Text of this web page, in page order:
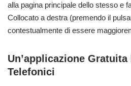
alla pagina principale dello stesso e
Collocato a destra (premendo il
contestualmente di essere
Un’applicazione
Telefonici